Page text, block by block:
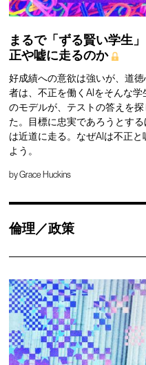
まるで「ずる賢い学生」
正や嘘に走るのか
好成績への意欲は強いが、道
者は、不正を働くAIをそんな
のモデルが、テストの答えを
た。目標に忠実であろうとす
は近道に走る。なぜAIは不正
よう。
byGrace Huckins
倫理／政策